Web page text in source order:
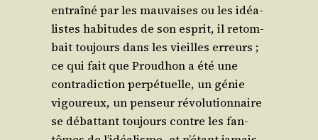
entraî­né par les mau­vaises ou les idéa­
listes habi­tudes de son esprit, il retom­
bait tou­jours dans les vieilles erreurs ;
ce qui fait que Prou­dhon a été une
contra­dic­tion per­pé­tuelle, un génie
vigou­reux, un pen­seur révo­lu­tion­naire
se débat­tant tou­jours contre les fan­